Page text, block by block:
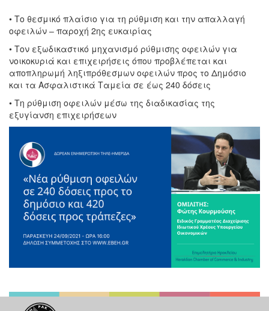
• Το θεσμικό πλαίσιο για τη ρύθμιση και την απαλλαγή
οφειλών – παροχή 2ης ευκαιρίας
• Τον εξωδικαστικό μηχανισμό ρύθμισης οφειλών για
νοικοκυριά και επιχειρήσεις όπου προβλέπεται και
αποπληρωμή ληξιπρόθεσμων οφειλών προς το Δημόσιο
και τα Ασφαλιστικά Ταμεία σε έως 240 δόσεις
• Τη ρύθμιση οφειλών μέσω της διαδικασίας της
εξυγίανση επιχειρήσεων